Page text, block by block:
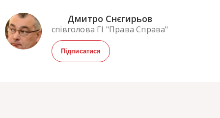
Дмитро Снєгирьов
співголова ГІ "Права Справа"
Підписатися